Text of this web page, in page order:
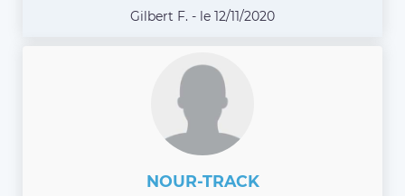
Gilbert F. - le 12/11/2020
NOUR-TRACK